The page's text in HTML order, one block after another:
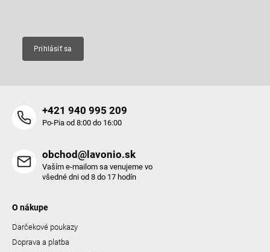
Prihlásiť sa
+421 940 995 209
Po-Pia od 8:00 do 16:00
obchod@lavonio.sk
Vaším e-mailom sa venujeme vo
všedné dni od 8 do 17 hodín
O nákupe
Darčekové poukazy
Doprava a platba